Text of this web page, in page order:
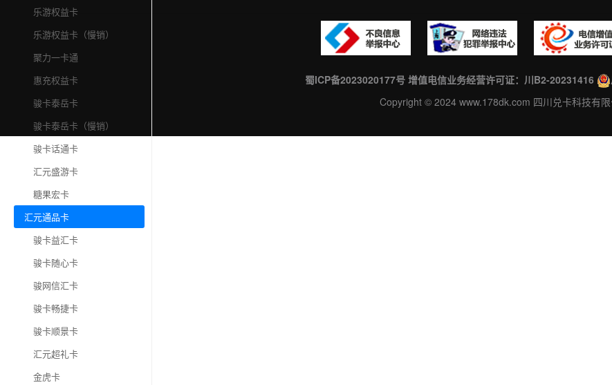
乐游权益卡
乐游权益卡（慢销）
聚力一卡通
惠充权益卡
骏卡泰岳卡
骏卡泰岳卡（慢销）
骏卡话通卡
汇元盛游卡
糖果宏卡
汇元通品卡
骏卡益汇卡
骏卡随心卡
骏网信汇卡
骏卡畅捷卡
骏卡顺景卡
汇元超礼卡
金虎卡
蜀ICP备2023020177号 增值电信业务经营许可证：川B2-20231416
Copyright © 2024 www.178dk.com 四川兑卡科技有